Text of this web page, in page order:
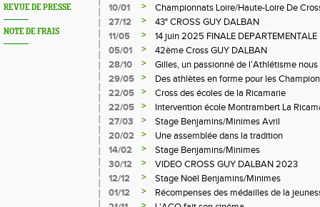
REVUE DE PRESSE
NOTE DE FRAIS
10/01
>
Championnats Loire/Haute-Loire De
27/12
>
43° CROSS GUY DALBAN
11/05
>
14 juin 2025 FINALE
LE CHAMBON FEUGEROLLES
05/01 >
42ème Cross GUY DALBAN
28/10
>
Gilles, un passionné de l’Athlétisme
29/05
>
Des athlètes en forme pour les
22/05
>
Cross des écoles de la Ricamarie
22/05
>
Intervention école Montrambert La
27/03
>
Stage Benjamins/Minimes Avril
20/02
>
Une assemblée dans la tradition
14/02
>
Stage Benjamins/Minimes
30/12
>
VIDEO CROSS GUY DALBAN 2023
12/12
>
Stage Noël Benjamins/Minimes
01/12
>
Récompenses des médailles de la